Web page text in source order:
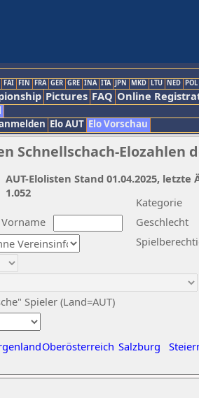
FAI FIN FRA GER GRE INA ITA JPN MKD LTU NED POL
Pictures FAQ Online
Elo AUT Elo Vorschau
Schnellschach-Elozahlen
Vorname
Kategorie
Geschlecht
Spieler (Land=AUT)
Oberösterreich Salzburg
AUT-Elolisten Stand 01.04.2025,
1.052